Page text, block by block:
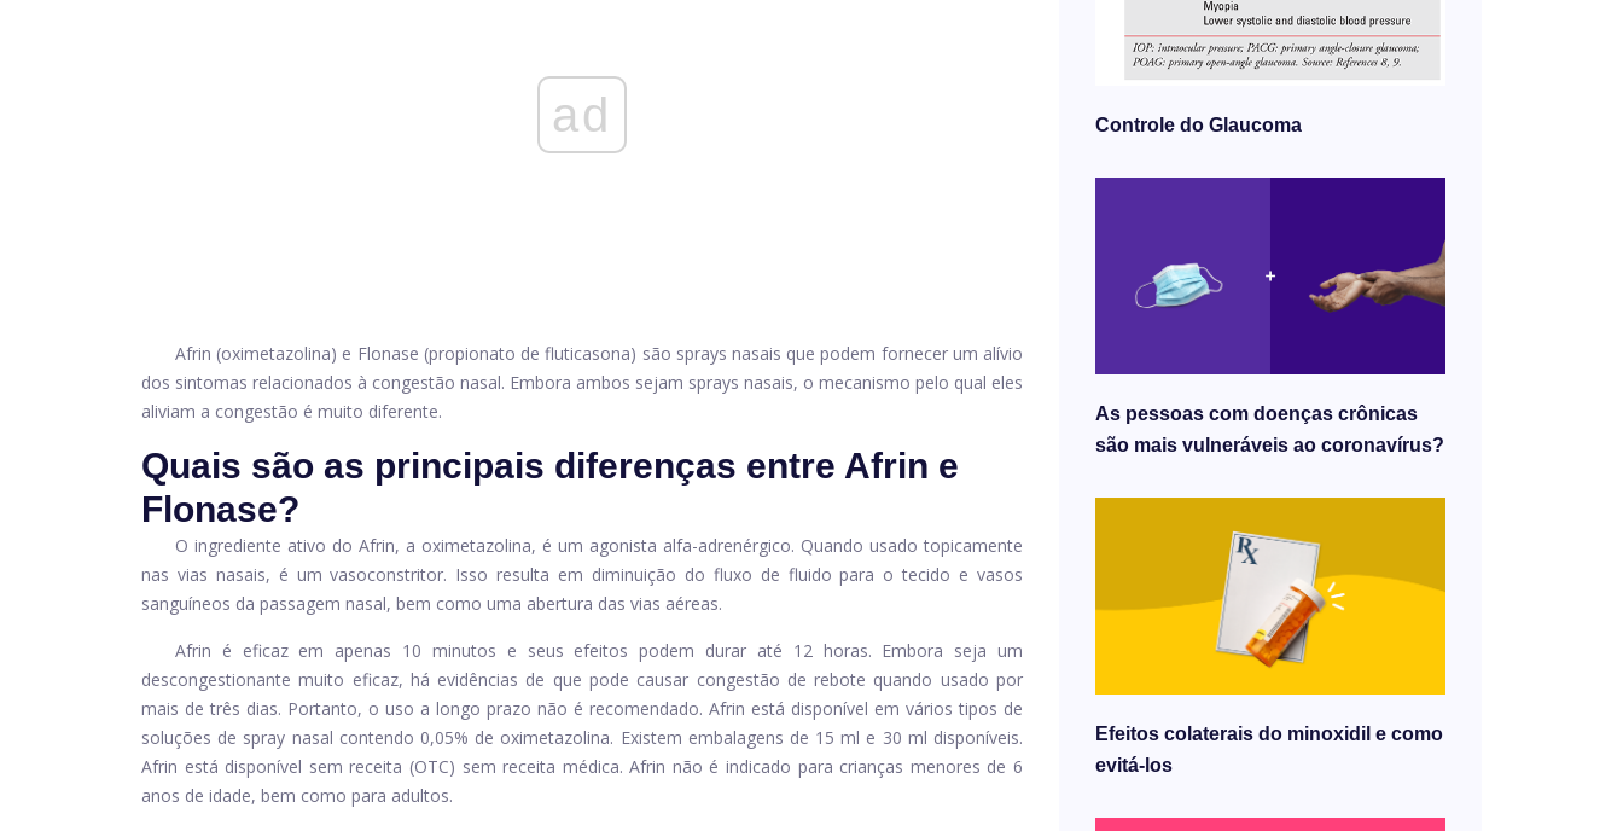
ad
Afrin (oximetazolina) e Flonase (propionato de fluticasona) são sprays nasais que podem fornecer um alívio
dos sintomas relacionados à congestão nasal. Embora ambos sejam sprays nasais, o mecanismo pelo qual eles
aliviam a congestão é muito diferente.
Quais são as principais diferenças entre Afrin e
Flonase?
O ingrediente ativo do Afrin, a oximetazolina, é um agonista alfa-adrenérgico. Quando usado topicamente
nas vias nasais, é um vasoconstritor. Isso resulta em diminuição do fluxo de fluido para o tecido e vasos
sanguíneos da passagem nasal, bem como uma abertura das vias aéreas.
Afrin é eficaz em apenas 10 minutos e seus efeitos podem durar até 12 horas. Embora seja um
descongestionante muito eficaz, há evidências de que pode causar congestão de rebote quando usado por
mais de três dias. Portanto, o uso a longo prazo não é recomendado. Afrin está disponível em vários tipos de
soluções de spray nasal contendo 0,05% de oximetazolina. Existem embalagens de 15 ml e 30 ml disponíveis.
Afrin está disponível sem receita (OTC) sem receita médica. Afrin não é indicado para crianças menores de 6
anos de idade, bem como para adultos.
Controle do Glaucoma
As pessoas com doenças crônicas
são mais vulneráveis ​​ao coronavírus?
Efeitos colaterais do minoxidil e como
evitá-los